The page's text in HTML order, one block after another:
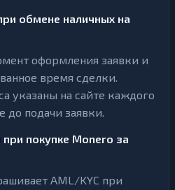
обмене наличных на
оформления заявки и
время сделки.
указаны на сайте каждого
до подачи заявки.
покупке Monero за
AML/KYC при